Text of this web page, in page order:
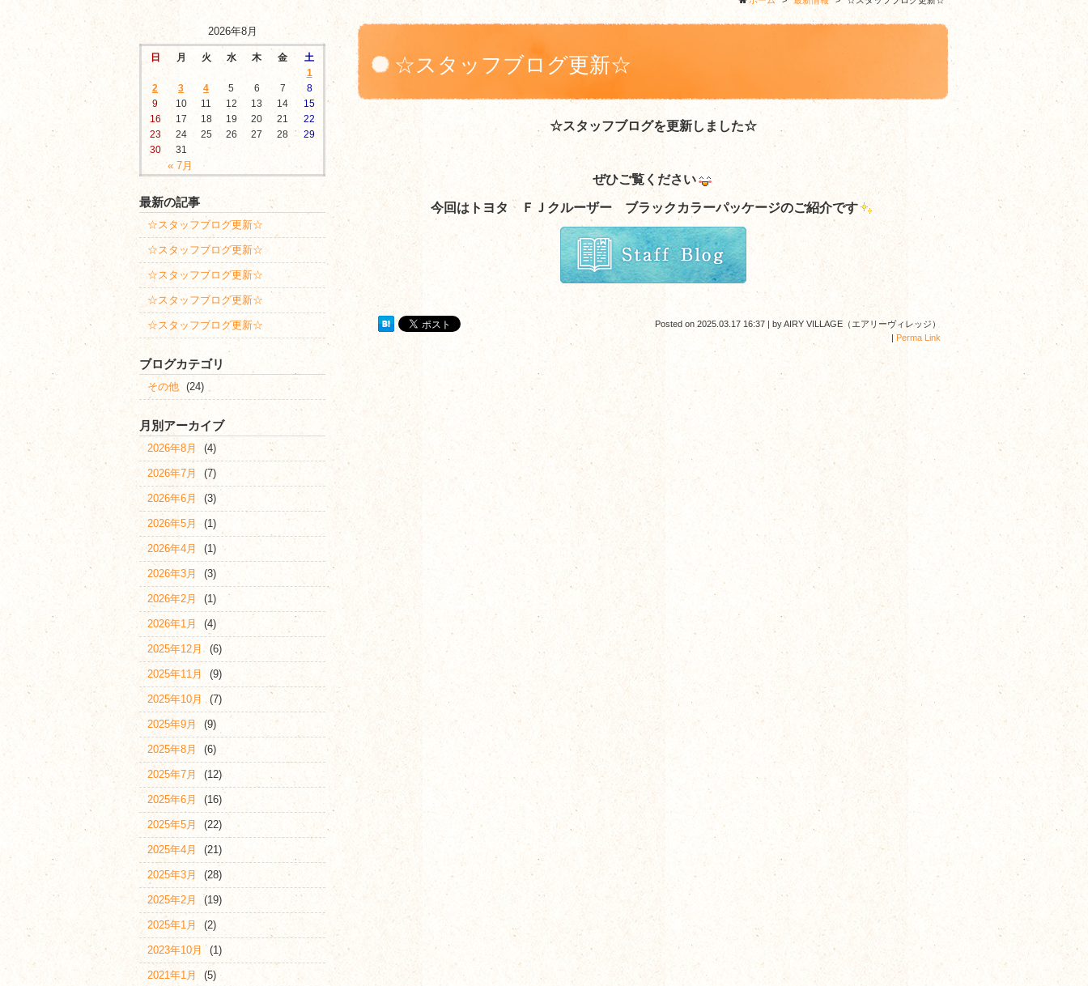
☆スタッフブログ更新☆
☆スタッフブログを更新しました☆
ぜひご覧ください
今回はトヨタ ＦＪクルーザー ブラックカラーパッケージのご紹介です
Posted on 2025.03.17 16:37 | byAIRY VILLAGE（エアリーヴィレッジ）
| Perma Link
2026年8月
日 月 火 水 木 金 土
« 7月
1
2
3 4 5 6 7
8
9
10 11 12 13 14
15
16
17 18 19 20 21
22
23
24 25 26 27 28
29
30
31
最新の記事
☆スタッフブログ更新☆
☆スタッフブログ更新☆
☆スタッフブログ更新☆
☆スタッフブログ更新☆
☆スタッフブログ更新☆
ブログカテゴリ
その他 (24)
月別アーカイブ
2026年8月 (4)
2026年7月 (7)
2026年6月 (3)
2026年5月 (1)
2026年4月 (1)
2026年3月 (3)
2026年2月 (1)
2026年1月 (4)
2025年12月 (6)
2025年11月 (9)
2025年10月 (7)
2025年9月 (9)
2025年8月 (6)
2025年7月 (12)
2025年6月 (16)
2025年5月 (22)
2025年4月 (21)
2025年3月 (28)
2025年2月 (19)
2025年1月 (2)
2023年10月 (1)
2021年1月 (5)